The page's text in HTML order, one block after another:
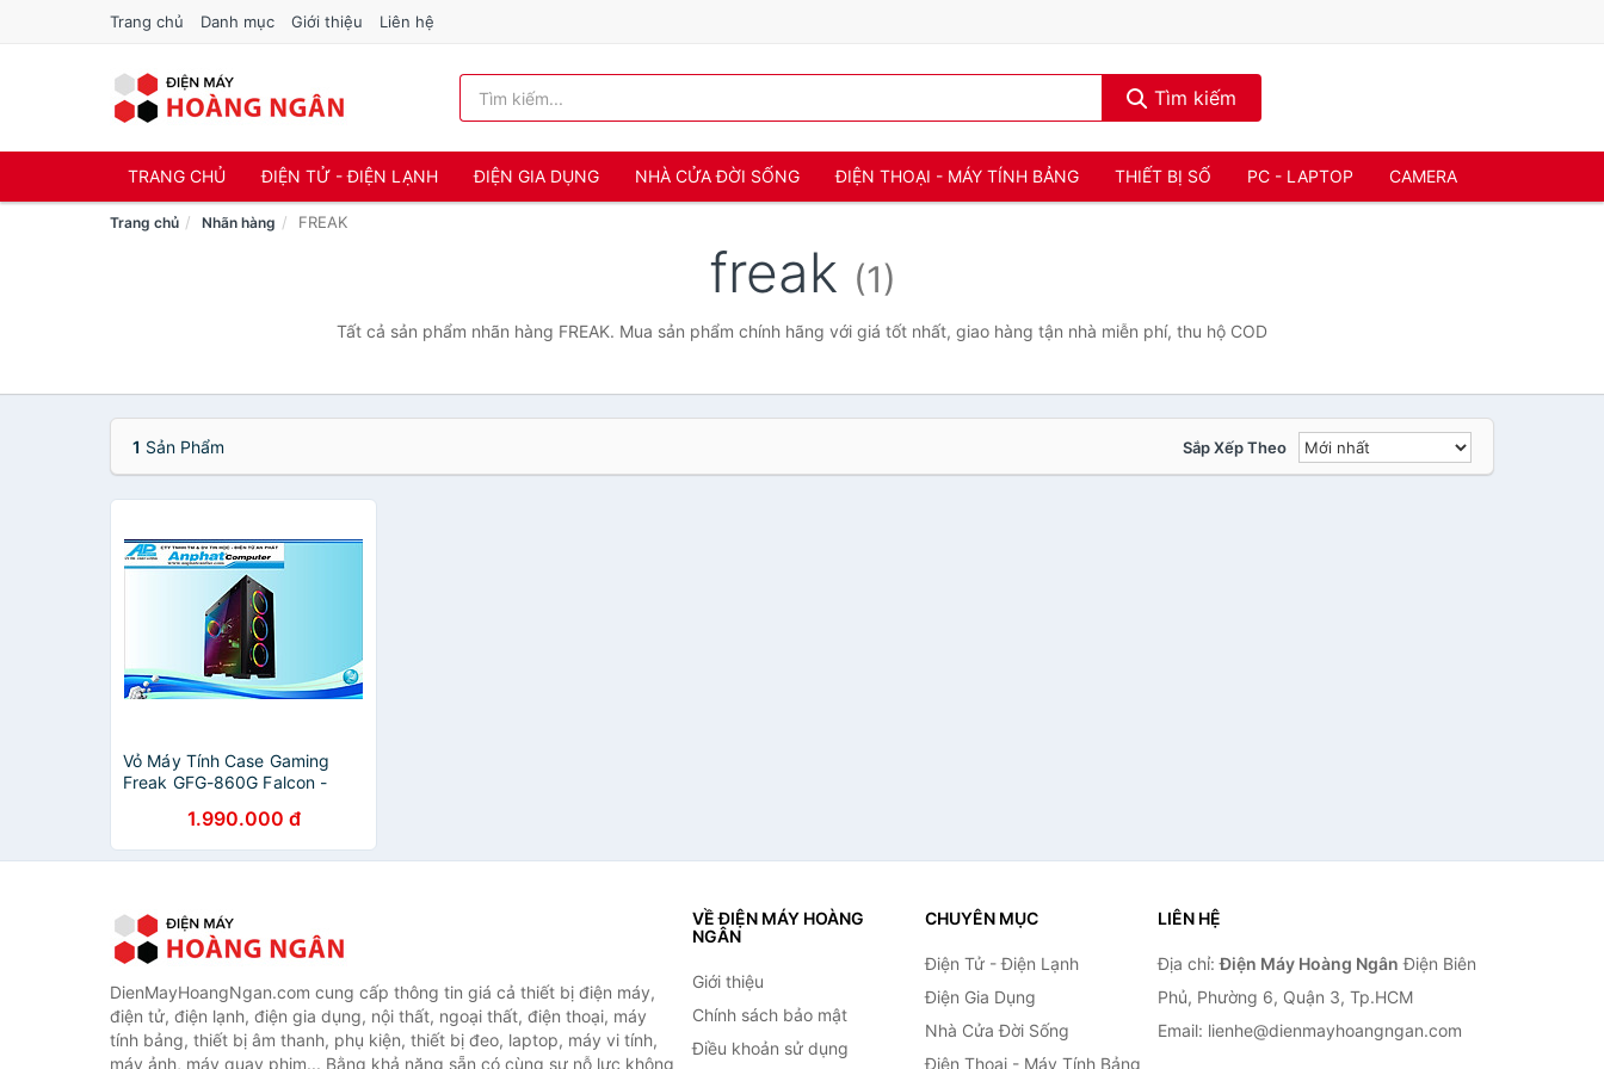
Trang chủ Danh mục Giới thiệu Liên hệ
Tìm kiếm
TRANG CHỦ ĐIỆN TỬ - ĐIỆN LẠNH ĐIỆN GIA DỤNG NHÀ CỬA ĐỜI SỐNG ĐIỆN THOẠI - MÁY TÍNH BẢNG THIẾT BỊ SỐ PC - LAPTOP CAMERA
Trang chủ Nhãn hàng FREAK
freak (1)
Tất cả sản phẩm nhãn hàng FREAK. Mua sản phẩm chính hãng với giá tốt nhất, giao hàng tận nhà miễn phí, thu hộ COD
1 Sản Phẩm Sắp Xếp Theo
Vỏ Máy Tính Case Gaming
Freak GFG-860G Falcon -
1.990.000 đ
DienMayHoangNgan.com cung cấp thông tin giá cả thiết bị điện máy,
điện tử, điện lạnh, điện gia dụng, nội thất, ngoại thất, điện thoại, máy
tính bảng, thiết bị âm thanh, phụ kiện, thiết bị đeo, laptop, máy vi tính,
máy ảnh, máy quay phim... Bằng khả năng sẵn có cùng sự nỗ lực không
VỀ ĐIỆN MÁY HOÀNG
NGÂN
Giới thiệu
Chính sách bảo mật
Điều khoản sử dụng
CHUYÊN MỤC
Điện Tử - Điện Lạnh
Điện Gia Dụng
Nhà Cửa Đời Sống
Điện Thoại - Máy Tính Bảng
LIÊN HỆ
Địa chỉ:Điện Máy Hoàng Ngân Điện Biên
Phủ, Phường 6, Quận 3, Tp.HCM
Email: lienhe@dienmayhoangngan.com